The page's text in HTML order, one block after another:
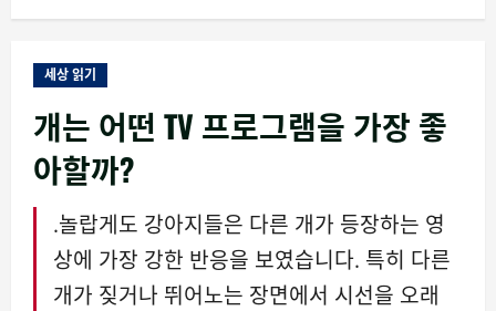
세상 읽기
개는 어떤 TV 프로그램을 가장 좋
아할까?
.놀랍게도 강아지들은 다른 개가 등장하는 영
상에 가장 강한 반응을 보였습니다. 특히 다른
개가 짖거나 뛰어노는 장면에서 시선을 오래